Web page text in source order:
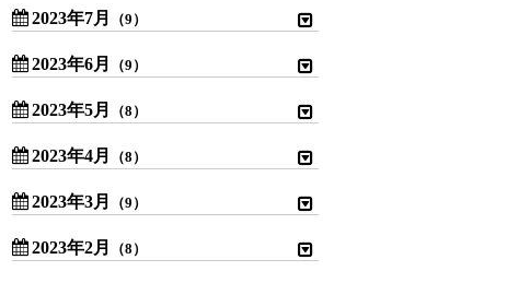
2023年7月 （9）
2023年6月 （9）
2023年5月 （8）
2023年4月 （8）
2023年3月 （9）
2023年2月 （8）